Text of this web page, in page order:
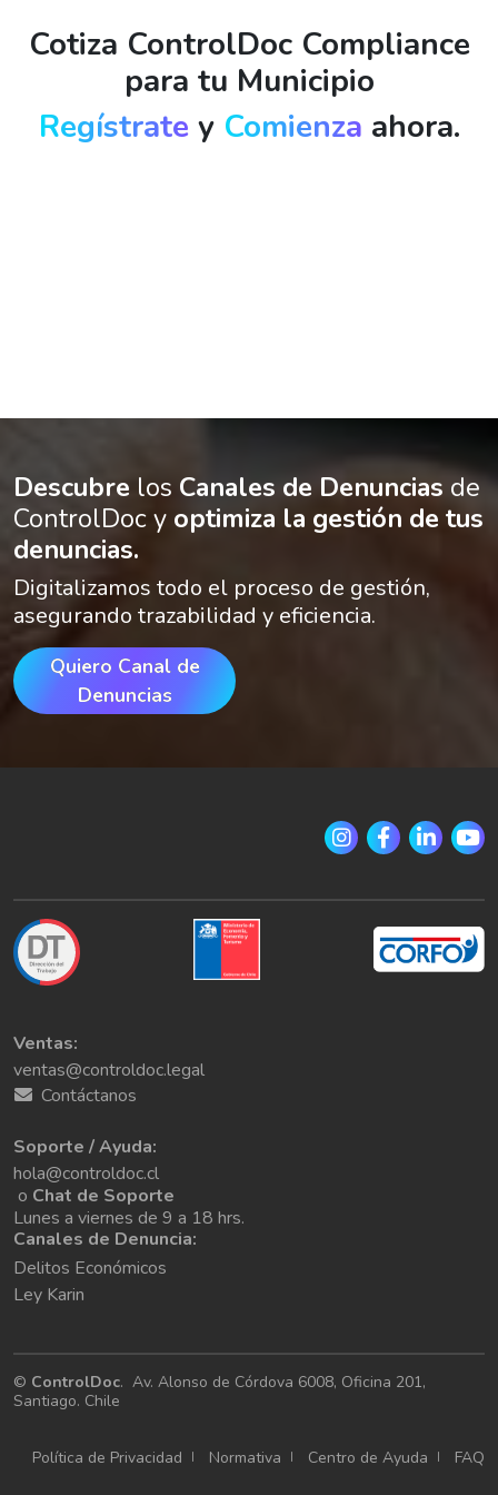
Cotiza ControlDoc Compliance
para tu Municipio
Regístratey Comienza ahora.
Descubre los Canales de Denuncias de
ControlDoc y optimiza la gestión de tus
denuncias.
Digitalizamos todo el proceso de gestión,
asegurando trazabilidad y eficiencia.
Quiero Canal de
Denuncias
Ventas:
ventas@controldoc.legal
Contáctanos
Soporte / Ayuda:
hola@controldoc.cl
o Chat de Soporte
Lunes a viernes de 9 a 18 hrs.
Canales de Denuncia:
Delitos Económicos
Ley Karin
© ControlDoc. Av. Alonso de Córdova 6008, Oficina 201,
Santiago. Chile
Política de Privacidad Normativa Centro de Ayuda FAQ